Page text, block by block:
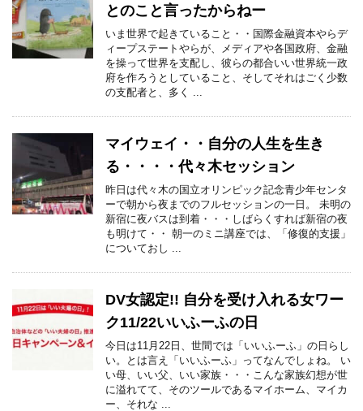
とのこと言ったからねー
いま世界で起きていること・・国際金融資本やらデ
ィープステートやらが、メディアや各国政府、金融
を操って世界を支配し、彼らの都合いい世界統一政
府を作ろうとしていること、そしてそれはごく少数
の支配者と、多く ...
マイウェイ・・自分の人生を生き
る・・・・代々木セッション
昨日は代々木の国立オリンピック記念青少年センタ
ーで朝から夜までのフルセッションの一日。 未明の
新宿に夜バスは到着・・・しばらくすれば新宿の夜
も明けて・・ 朝一のミニ講座では、「修復的支援」
についておし ...
DV女認定!! 自分を受け入れる女ワー
ク11/22いいふーふの日
今日は11月22日、世間では「いいふーふ」の日らし
い。とは言え「いいふーふ」ってなんでしょね。 い
い母、いい父、いい家族・・・こんな家族幻想が世
に溢れてて、そのツールであるマイホーム、マイカ
ー、それな ...